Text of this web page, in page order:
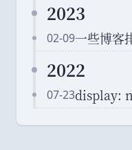
2023
02-09一些博客
2022
07-23display: